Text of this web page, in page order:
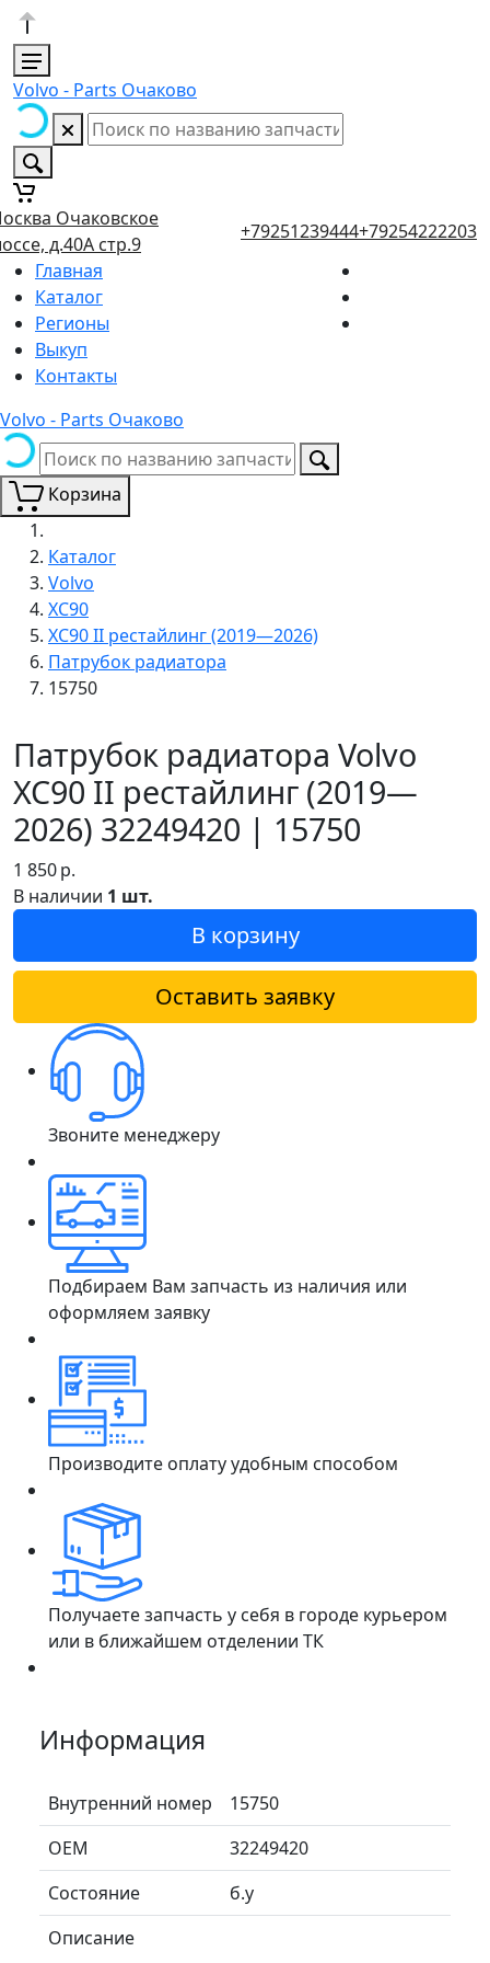
Volvo - Parts Очаково
Очаковское
д.40А стр.9
+79251239444+79254222203
Главная
Каталог
Регионы
Выкуп
Контакты
Volvo - Parts Очаково
Корзина
Каталог
Volvo
XC90
XC90 II рестайлинг (2019—2026)
Патрубок радиатора
15750
Патрубок радиатора Volvo
XC90 II рестайлинг (2019—
2026) 32249420 | 15750
1 850р.
В наличии 1 шт.
В корзину
Оставить заявку
Звоните менеджеру
Подбираем Вам запчасть из наличия или
оформляем заявку
Производите оплату удобным способом
Получаете запчасть у себя в городе курьером
или в ближайшем отделении ТК
Информация
Внутренний номер
15750
ОЕМ
32249420
Состояние
б.у
Описание